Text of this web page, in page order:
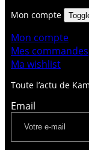
Toute l’actu de
Email
Mon compte
Mon compte
Mes commandes
Ma wishlist